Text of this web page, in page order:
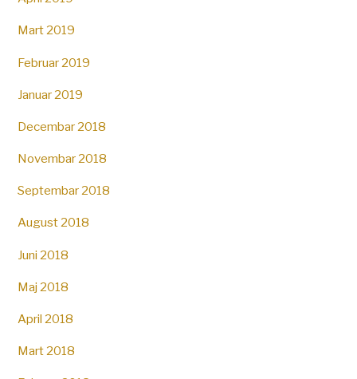
Mart 2019
Februar 2019
Januar 2019
Decembar 2018
Novembar 2018
Septembar 2018
August 2018
Juni 2018
Maj 2018
April 2018
Mart 2018